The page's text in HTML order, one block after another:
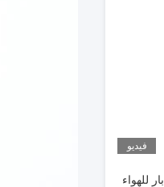
فيديو
مستشعر محول الضغط G1 4 10 بار للهواء